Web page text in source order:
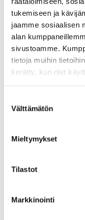
tukemiseen ja
jaamme sosiaalisen
alan
sivustoamme.
tietoja muihin
kerätty, kun olet
valinta
Välttämätön
Mieltymykset
Tilastot
Markkinointi
wp-
wpml_curr
ent_langua
ge
elle.fi
Markkinointi (12)
yksittäisille